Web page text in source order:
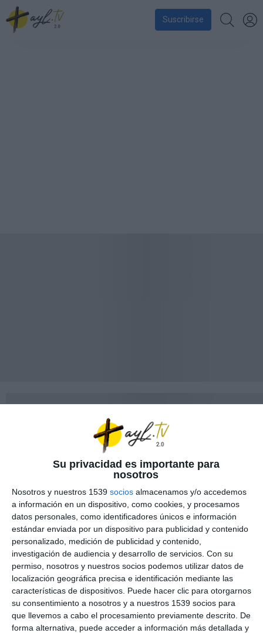
Su privacidad es importante para
nosotros
Nosotros y nuestros 1539 socios almacenamos y/o accedemos
a información en un dispositivo, como cookies, y procesamos
datos personales, como identificadores únicos e información
estándar enviada por un dispositivo para publicidad y contenido
personalizado, medición de publicidad y contenido,
investigación de audiencia y desarrollo de servicios. Con su
permiso, nosotros y nuestros socios podemos utilizar datos de
localización geográfica precisa e identificación mediante las
características de dispositivos. Puede hacer clic para otorgarnos
su consentimiento a nosotros y a nuestros 1539 socios para
que llevemos a cabo el procesamiento previamente descrito. De
forma alternativa, puede acceder a información más detallada y
Suscribirse